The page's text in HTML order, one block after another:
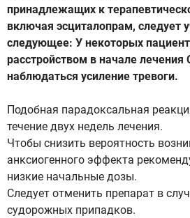
принадлежащих к
включая эсциталопрам, следует
следующее: У некоторых
расстройством в начале
наблюдаться усиление тревоги.
Подобная парадоксальная
течение двух недель лечения.
Чтобы снизить вероятность
анксиогенного эффекта
низкие начальные дозы.
Следует отменить препарат в
судорожных припадков.